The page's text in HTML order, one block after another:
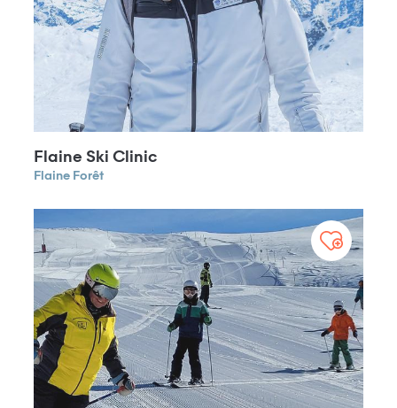
Flaine Ski Clinic
Flaine Forêt